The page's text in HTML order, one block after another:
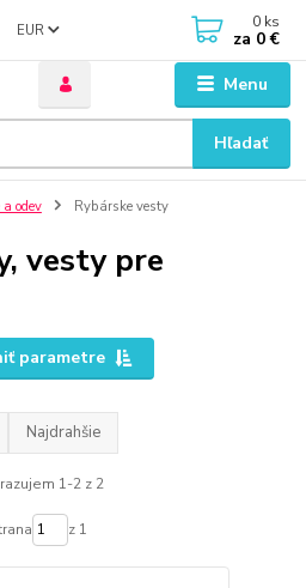
Menu
EUR
Hľadať
0 ks
za 0 €
odev Rybárske vesty
vesty pre
parametre
Najdrahšie
1-2 z 2
z 1